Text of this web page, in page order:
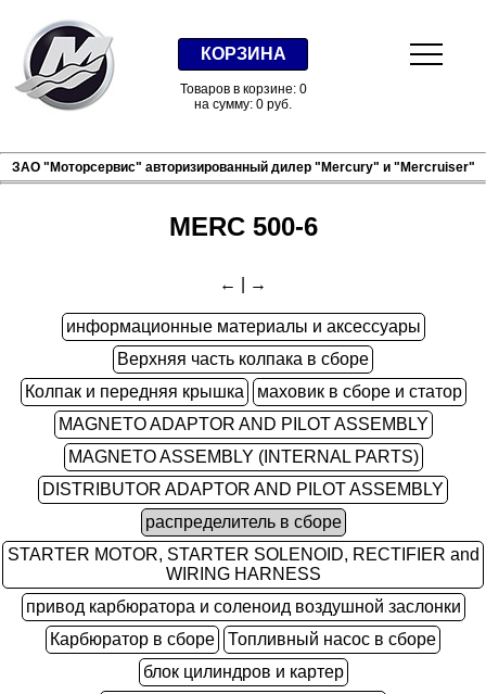
КОРЗИНА
Товаров в корзине: 0
на сумму: 0 руб.
ЗАО "Моторсервис" авторизированный дилер "Mercury" и "Mercruiser"
MERC 500-6
← →
информационные материалы и аксессуары
Верхняя часть колпака в сборе
Колпак и передняя крышка
маховик в сборе и статор
MAGNETO ADAPTOR AND PILOT ASSEMBLY
MAGNETO ASSEMBLY (INTERNAL PARTS)
DISTRIBUTOR ADAPTOR AND PILOT ASSEMBLY
распределитель в сборе
STARTER MOTOR, STARTER SOLENOID, RECTIFIER and
WIRING HARNESS
привод карбюратора и соленоид воздушной заслонки
Карбюратор в сборе
Топливный насос в сборе
блок цилиндров и картер